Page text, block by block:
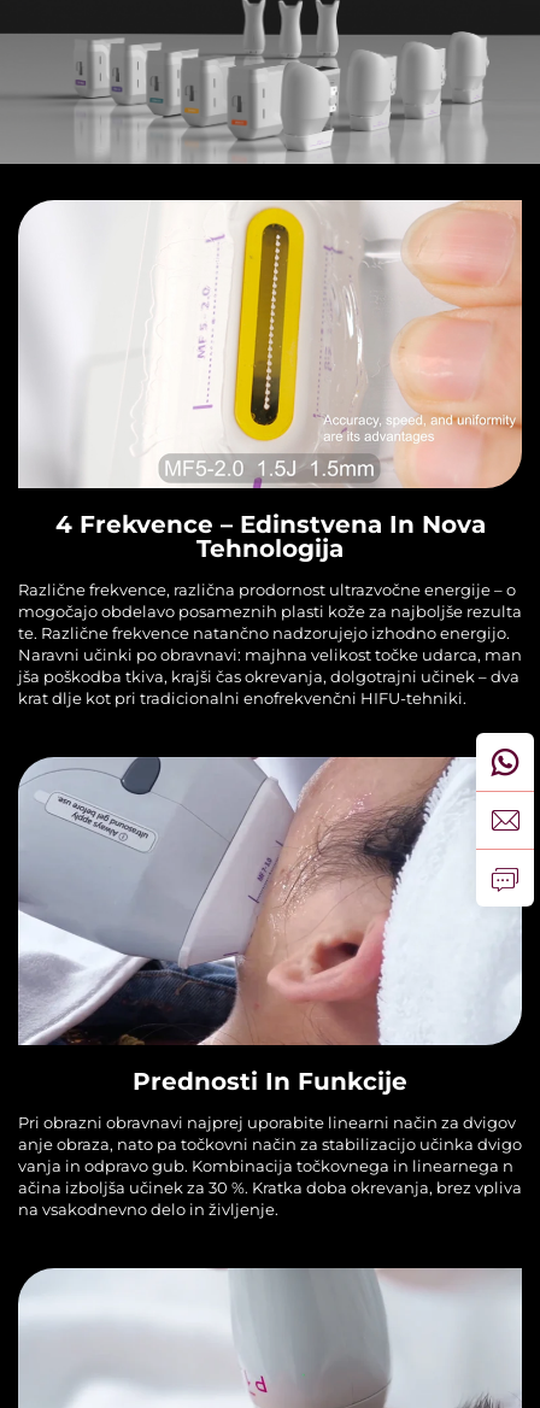
4 Frekvence – Edinstvena In Nova
Tehnologija
Različne frekvence, različna prodornost ultrazvočne energije – o
mogočajo obdelavo posameznih plasti kože za najboljše rezulta
te. Različne frekvence natančno nadzorujejo izhodno energijo.
Naravni učinki po obravnavi: majhna velikost točke udarca, man
jša poškodba tkiva, krajši čas okrevanja, dolgotrajni učinek – dva
krat dlje kot pri tradicionalni enofrekvenčni HIFU-tehniki.
Prednosti In Funkcije
Pri obrazni obravnavi najprej uporabite linearni način za dvigov
anje obraza, nato pa točkovni način za stabilizacijo učinka dvigo
vanja in odpravo gub. Kombinacija točkovnega in linearnega n
ačina izboljša učinek za 30 %. Kratka doba okrevanja, brez vpliva
na vsakodnevno delo in življenje.